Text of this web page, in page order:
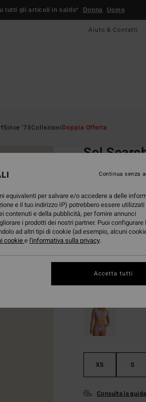
tutti gli articoli in saldo* Donna Uomo
Aiuto & Contatti
Since '73CollezioniDoppia Offerta
Sol
Reggiseno bikini
ECO-BONUS
45,95 €
Colori
XS S
Consulta la
equivalenti per salvare e/o accedere a delle
e il tuo indirizzo IP) potrebbero essere utilizzati
contenuti e della pubblicità, per fornire annunci
i prodotti dei nostri partner. Puoi configurare
ad altri tipi di cookie (ad esempio, alcuni
cookiee l'informativa sulla privacy.
Continua senza
Accetta tutti